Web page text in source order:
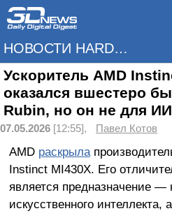
НОВОСТИ HARDWARE
Ускоритель AMD
оказался вшестеро
Rubin, но он не для ИИ
07.05.2026 [12:55], Павел Котов
AMD раскрыла
Instinct MI430X. Его
является предназначение —
искусственного интеллекта,